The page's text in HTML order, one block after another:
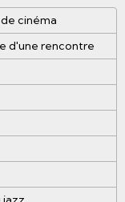
cinéma
d'une rencontre